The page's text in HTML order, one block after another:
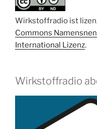
Stallforth“
Wirkstoffradio ist
Commons
International Lizenz.
Wirkstoffradio